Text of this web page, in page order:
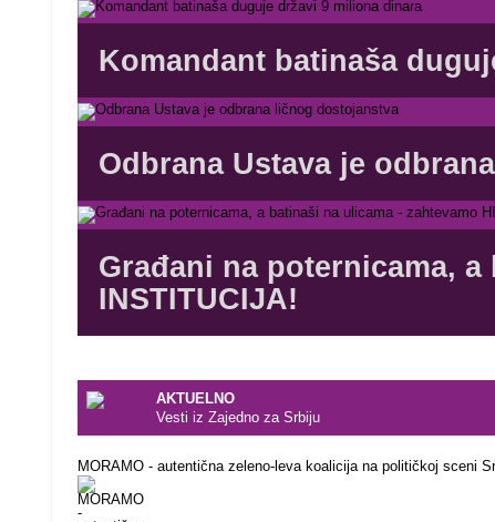
Komandant batinaša
Odbrana Ustava je
Građani na poternicama, a
INSTITUCIJA!
AKTUELNO
Vesti iz Zajedno za Srbiju
MORAMO - autentična zeleno-leva koalicija na političkoj sceni